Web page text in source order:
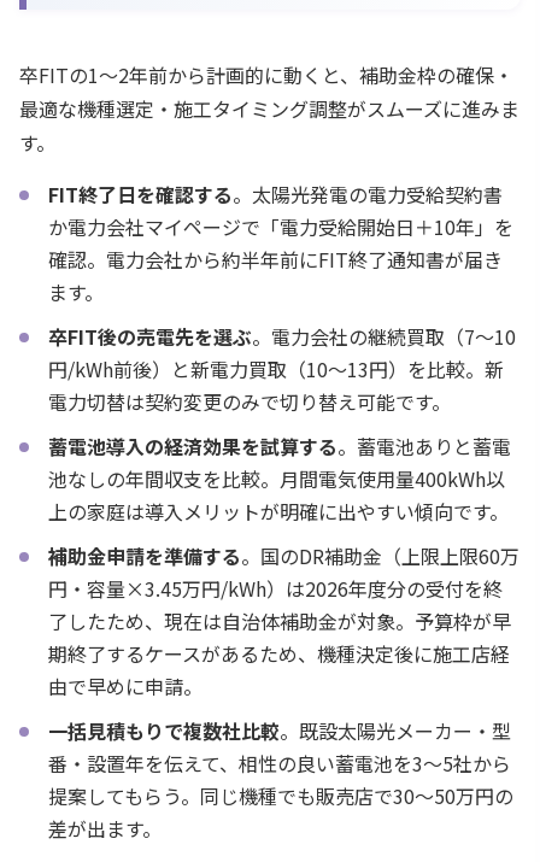
卒FITの1〜2年前から計画的に動くと、補助金枠の確保・
最適な機種選定・施工タイミング調整がスムーズに進みま
す。
FIT終了日を確認する。太陽光発電の電力受給契約書
か電力会社マイページで「電力受給開始日＋10年」を
確認。電力会社から約半年前にFIT終了通知書が届き
ます。
卒FIT後の売電先を選ぶ。電力会社の継続買取（7〜10
円/kWh前後）と新電力買取（10〜13円）を比較。新
電力切替は契約変更のみで切り替え可能です。
蓄電池導入の経済効果を試算する。蓄電池ありと蓄電
池なしの年間収支を比較。月間電気使用量400kWh以
上の家庭は導入メリットが明確に出やすい傾向です。
補助金申請を準備する。国のDR補助金（上限上限60万
円・容量×3.45万円/kWh）は2026年度分の受付を終
了したため、現在は自治体補助金が対象。予算枠が早
期終了するケースがあるため、機種決定後に施工店経
由で早めに申請。
一括見積もりで複数社比較。既設太陽光メーカー・型
番・設置年を伝えて、相性の良い蓄電池を3〜5社から
提案してもらう。同じ機種でも販売店で30〜50万円の
差が出ます。